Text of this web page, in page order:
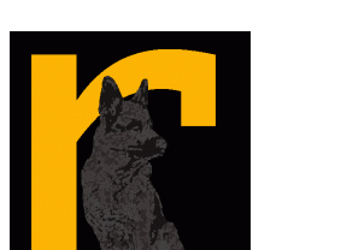
innehåll